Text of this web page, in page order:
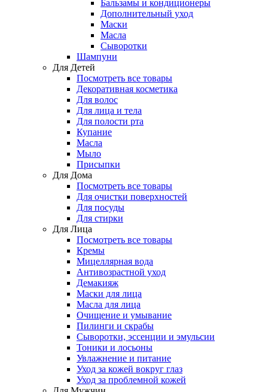
Бальзамы и кондиционеры
Дополнительный уход
Маски
Масла
Сыворотки
Шампуни
Для Детей
Посмотреть все товары
Декоративная косметика
Для волос
Для лица и тела
Для полости рта
Купание
Масла
Мыло
Присыпки
Для Дома
Посмотреть все товары
Для очистки поверхностей
Для посуды
Для стирки
Для Лица
Посмотреть все товары
Кремы
Мицеллярная вода
Антивозрастной уход
Демакияж
Маски для лица
Масла для лица
Очищение и умывание
Пилинги и скрабы
Сыворотки, эссенции и эмульсии
Тоники и лосьоны
Увлажнение и питание
Уход за кожей вокруг глаз
Уход за проблемной кожей